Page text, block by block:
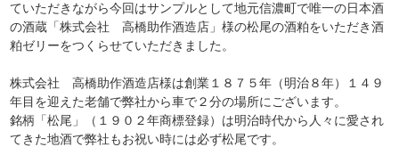
ていただきながら今回はサンプルとして地元信濃町で唯一の日本酒
の酒蔵「株式会社 高橋助作酒造店」様の松尾の酒粕をいただき酒
粕ゼリーをつくらせていただきました。
株式会社 高橋助作酒造店様は創業１８７５年（明治８年）１４９
年目を迎えた老舗で弊社から車で２分の場所にございます。
銘柄「松尾」（１９０２年商標登録）は明治時代から人々に愛され
てきた地酒で弊社もお祝い時には必ず松尾です。